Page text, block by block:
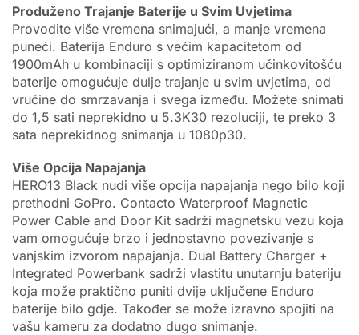
Produženo Trajanje Baterije u Svim Uvjetima
Provodite više vremena snimajući, a manje vremena
puneći. Baterija Enduro s većim kapacitetom od
1900mAh u kombinaciji s optimiziranom učinkovitošću
baterije omogućuje dulje trajanje u svim uvjetima, od
vrućine do smrzavanja i svega između. Možete snimati
do 1,5 sati neprekidno u 5.3K30 rezoluciji, te preko 3
sata neprekidnog snimanja u 1080p30.
Više Opcija Napajanja
HERO13 Black nudi više opcija napajanja nego bilo koji
prethodni GoPro. Contacto Waterproof Magnetic
Power Cable and Door Kit sadrži magnetsku vezu koja
vam omogućuje brzo i jednostavno povezivanje s
vanjskim izvorom napajanja. Dual Battery Charger +
Integrated Powerbank sadrži vlastitu unutarnju bateriju
koja može praktično puniti dvije uključene Enduro
baterije bilo gdje. Također se može izravno spojiti na
vašu kameru za dodatno dugo snimanje.